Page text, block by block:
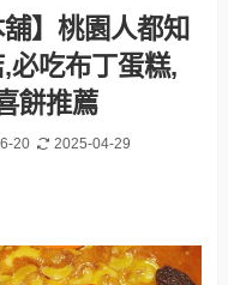
】桃園人都知
必吃布丁蛋糕,
餅推薦
20 2025-04-29